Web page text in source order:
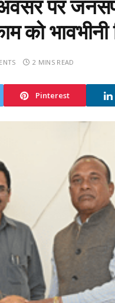
अवसर पर
को भावभीनी
2 MINS READ
Pinterest